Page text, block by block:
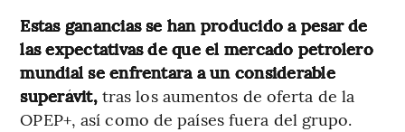
Estas ganancias se han producido a pesar de
las expectativas de que el mercado petrolero
mundial se enfrentara a un considerable
superávit,tras los aumentos de oferta de la
OPEP+, así como de países fuera del grupo.